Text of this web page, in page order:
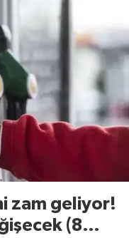
zam geliyor!
(8